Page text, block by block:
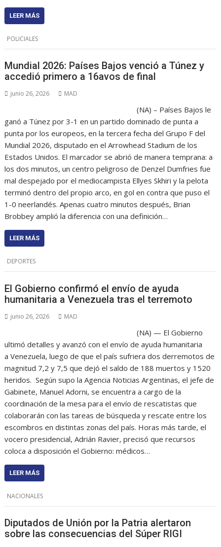
LEER MÁS
POLICIALES
Mundial 2026: Países Bajos venció a Túnez y
accedió primero a 16avos de final
junio 26, 2026 MAD
(NA) – Países Bajos le
ganó a Túnez por 3-1 en un partido dominado de punta a
punta por los europeos, en la tercera fecha del Grupo F del
Mundial 2026, disputado en el Arrowhead Stadium de los
Estados Unidos. El marcador se abrió de manera temprana: a
los dos minutos, un centro peligroso de Denzel Dumfries fue
mal despejado por el mediocampista Ellyes Skhiri y la pelota
terminó dentro del propio arco, en gol en contra que puso el
1-0 neerlandés. Apenas cuatro minutos después, Brian
Brobbey amplió la diferencia con una definición…
LEER MÁS
DEPORTES
El Gobierno confirmó el envío de ayuda
humanitaria a Venezuela tras el terremoto
junio 26, 2026 MAD
(NA) — El Gobierno
ultimó detalles y avanzó con el envío de ayuda humanitaria
a Venezuela, luego de que el país sufriera dos derremotos de
magnitud 7,2 y 7,5 que dejó el saldo de 188 muertos y 1520
heridos. Según supo la Agencia Noticias Argentinas, el jefe de
Gabinete, Manuel Adorni, se encuentra a cargo de la
coordinación de la mesa para el envío de rescatistas que
colaborarán con las tareas de búsqueda y rescate entre los
escombros en distintas zonas del país. Horas más tarde, el
vocero presidencial, Adrián Ravier, precisó que recursos
coloca a disposición el Gobierno: médicos…
LEER MÁS
NACIONALES
Diputados de Unión por la Patria alertaron
sobre las consecuencias del Súper RIGI